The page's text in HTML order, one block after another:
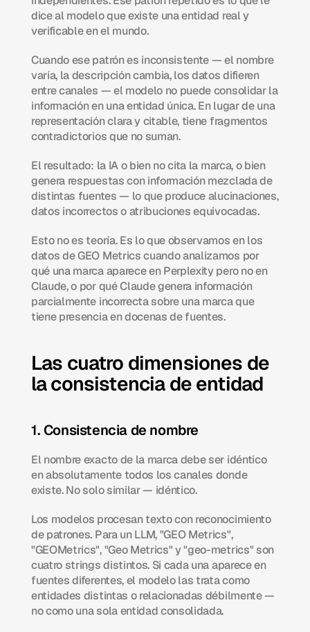
dice al modelo que existe una entidad real y
verificable en el mundo.
Cuando ese patrón es inconsistente — el nombre
varía, la descripción cambia, los datos difieren
entre canales — el modelo no puede consolidar la
información en una entidad única. En lugar de una
representación clara y citable, tiene fragmentos
contradictorios que no suman.
El resultado: la IA o bien no cita la marca, o bien
genera respuestas con información mezclada de
distintas fuentes — lo que produce alucinaciones,
datos incorrectos o atribuciones equivocadas.
Esto no es teoría. Es lo que observamos en los
datos de GEO Metrics cuando analizamos por
qué una marca aparece en Perplexity pero no en
Claude, o por qué Claude genera información
parcialmente incorrecta sobre una marca que
tiene presencia en docenas de fuentes.
Las cuatro dimensiones de
la consistencia de entidad
1. Consistencia de nombre
El nombre exacto de la marca debe ser idéntico
en absolutamente todos los canales donde
existe. No solo similar — idéntico.
Los modelos procesan texto con reconocimiento
de patrones. Para un LLM, "GEO Metrics",
"GEOMetrics", "Geo Metrics" y "geo-metrics" son
cuatro strings distintos. Si cada una aparece en
fuentes diferentes, el modelo las trata como
entidades distintas o relacionadas débilmente —
no como una sola entidad consolidada.